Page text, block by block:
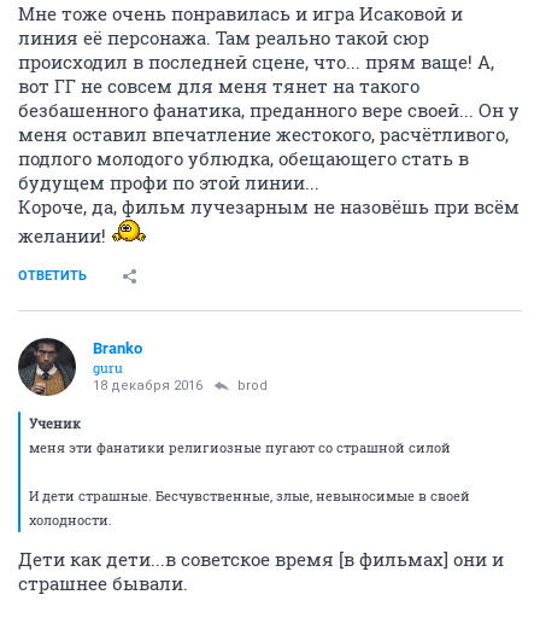
Мне тоже очень понравилась и игра Исаковой и
линия её персонажа. Там реально такой сюр
происходил в последней сцене, что... прям ваще! А,
вот ГГ не совсем для меня тянет на такого
безбашенного фанатика, преданного вере своей... Он у
меня оставил впечатление жестокого, расчётливого,
подлого молодого ублюдка, обещающего стать в
будущем профи по этой линии...
Короче, да, фильм лучезарным не назовёшь при всём
желании!
ОТВЕТИТЬ
Branko
guru
18 декабря 2016 brod
Ученик
меня эти фанатики религиозные пугают со страшной силой
И дети страшные. Бесчувственные, злые, невыносимые в своей
холодности.
Дети как дети...в советское время [в фильмах] они и
страшнее бывали.